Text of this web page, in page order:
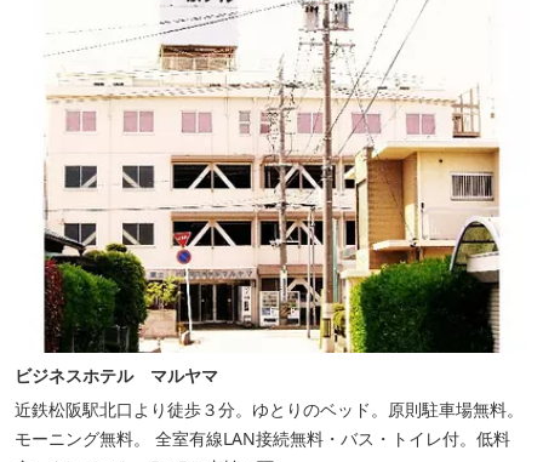
ビジネスホテル マルヤマ
近鉄松阪駅北口より徒歩３分。ゆとりのベッド。原則駐車場無料。
モーニング無料。 全室有線LAN接続無料・バス・トイレ付。低料